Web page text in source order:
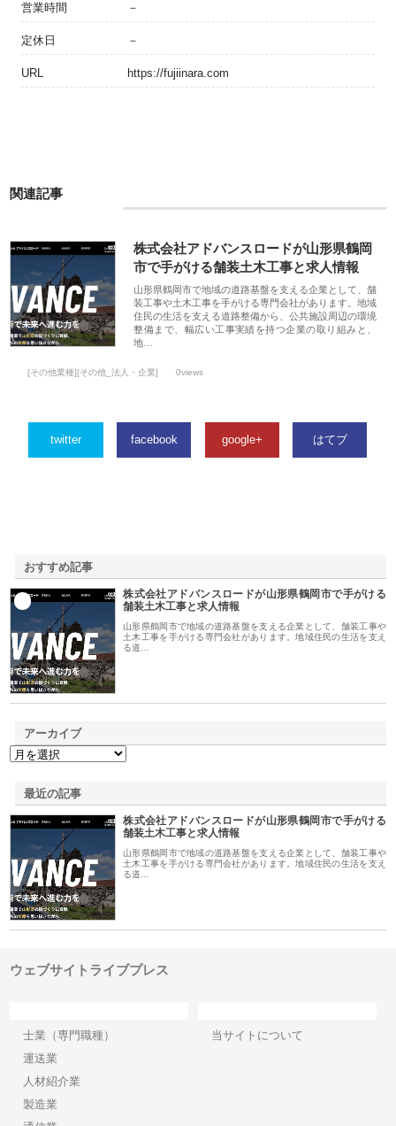
営業時間 －
定休日 －
URL https://fujiinara.com
関連記事
株式会社アドバンスロードが山形県鶴岡
市で手がける舗装土木工事と求人情報
山形県鶴岡市で地域の道路基盤を支える企業として、舗
装工事や土木工事を手がける専門会社があります。地域
住民の生活を支える道路整備から、公共施設周辺の環境
整備まで、幅広い工事実績を持つ企業の取り組みと、
地…
[その他業種][その他_法人・企業] 0views
twitter facebook google+ はてブ
おすすめ記事
株式会社アドバンスロードが山形県鶴岡市で手がける
舗装土木工事と求人情報
山形県鶴岡市で地域の道路基盤を支える企業として、舗装工事や
土木工事を手がける専門会社があります。地域住民の生活を支え
る道…
アーカイブ
最近の記事
株式会社アドバンスロードが山形県鶴岡市で手がける
舗装土木工事と求人情報
山形県鶴岡市で地域の道路基盤を支える企業として、舗装工事や
土木工事を手がける専門会社があります。地域住民の生活を支え
る道…
ウェブサイトライブプレス
士業（専門職種）
運送業
人材紹介業
製造業
当サイトについて